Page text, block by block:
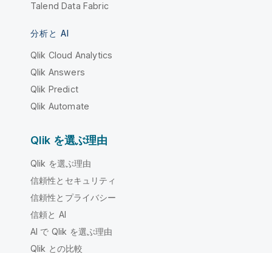
Talend Data Fabric
分析と AI
Qlik Cloud Analytics
Qlik Answers
Qlik Predict
Qlik Automate
Qlik を選ぶ理由
Qlik を選ぶ理由
信頼性とセキュリティ
信頼性とプライバシー
信頼と AI
AI で Qlik を選ぶ理由
Qlik との比較